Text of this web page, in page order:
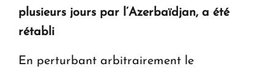
plusieurs jours par l’Azerbaïdjan, a été
rétabli
En perturbant arbitrairement le